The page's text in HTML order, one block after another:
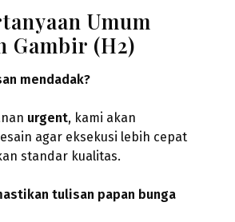
Umum
Gambir (H2)
mendadak?
urgent, kami akan
agar eksekusi lebih cepat
standar kualitas.
tulisan papan bunga